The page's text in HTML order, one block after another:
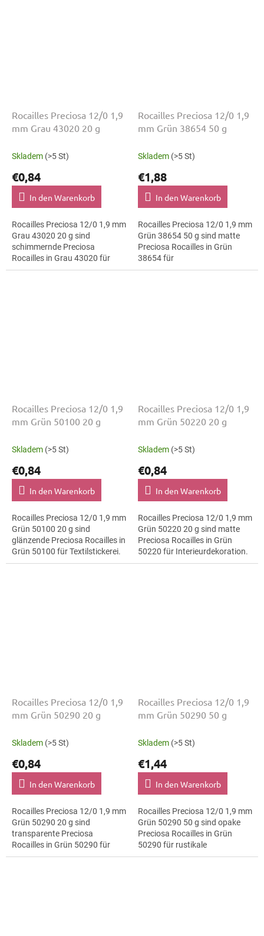
Rocailles Preciosa 12/0 1,9
mm Grau 43020 20 g
Skladem (>5 St)
€0,84
In den Warenkorb
Rocailles Preciosa 12/0 1,9 mm
Grau 43020 20 g sind
schimmernde Preciosa
Rocailles in Grau 43020 für
Modeapplikationen. Die Größe
Rocailles Preciosa 12/0 1,9
mm Grün 38654 50 g
Skladem (>5 St)
€1,88
In den Warenkorb
Rocailles Preciosa 12/0 1,9 mm
Grün 38654 50 g sind matte
Preciosa Rocailles in Grün
38654 für
Kinderbastelprojekte. Die
Rocailles Preciosa 12/0 1,9
mm Grün 50100 20 g
Skladem (>5 St)
€0,84
In den Warenkorb
Rocailles Preciosa 12/0 1,9 mm
Grün 50100 20 g sind
glänzende Preciosa Rocailles in
Grün 50100 für Textilstickerei.
Die Größe 12/0 mit 1,9 mm
Rocailles Preciosa 12/0 1,9
mm Grün 50220 20 g
Skladem (>5 St)
€0,84
In den Warenkorb
Rocailles Preciosa 12/0 1,9 mm
Grün 50220 20 g sind matte
Preciosa Rocailles in Grün
50220 für Interieurdekoration.
Die Größe 12/0 mit 1,9 mm
Rocailles Preciosa 12/0 1,9
mm Grün 50290 20 g
Skladem (>5 St)
€0,84
In den Warenkorb
Rocailles Preciosa 12/0 1,9 mm
Grün 50290 20 g sind
transparente Preciosa
Rocailles in Grün 50290 für
Festival-Looks. Die Größe 12/0
Rocailles Preciosa 12/0 1,9
mm Grün 50290 50 g
Skladem (>5 St)
€1,44
In den Warenkorb
Rocailles Preciosa 12/0 1,9 mm
Grün 50290 50 g sind opake
Preciosa Rocailles in Grün
50290 für rustikale
Dekorationen. Die Größe 12/0